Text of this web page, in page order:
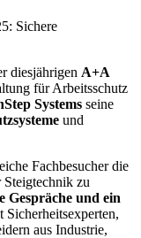
Sichere
diesjährigen A+A
für Arbeitsschutz
Systems seine
und
Fachbesucher die
Steigtechnik zu
Gespräche und ein
Sicherheitsexperten,
aus Industrie,